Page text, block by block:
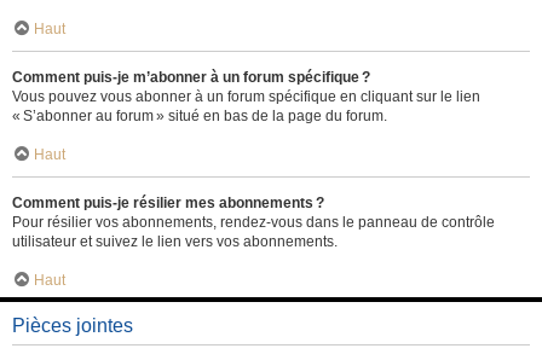
Haut
Comment puis-je m’abonner à un forum spécifique ?
Vous pouvez vous abonner à un forum spécifique en cliquant sur le lien
« S’abonner au forum » situé en bas de la page du forum.
Haut
Comment puis-je résilier mes abonnements ?
Pour résilier vos abonnements, rendez-vous dans le panneau de contrôle
utilisateur et suivez le lien vers vos abonnements.
Haut
Pièces jointes